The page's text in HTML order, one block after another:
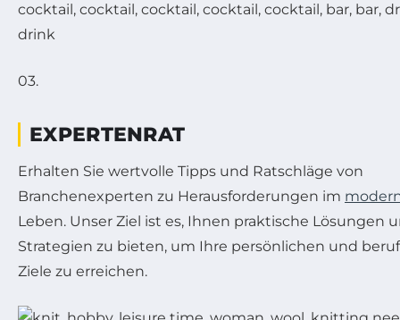
03.
EXPERTENRAT
Erhalten Sie wertvolle Tipps und Ratschläge von
Branchenexperten zu Herausforderungen im
Leben. Unser Ziel ist es, Ihnen praktische Lösungen
Strategien zu bieten, um Ihre persönlichen und
Ziele zu erreichen.